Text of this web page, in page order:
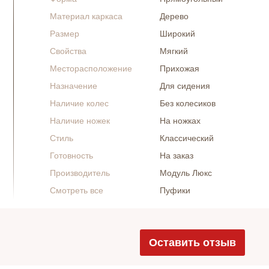
Материал каркаса
Дерево
Размер
Широкий
Свойства
Мягкий
Месторасположение
Прихожая
Назначение
Для сидения
Наличие колес
Без колесиков
Наличие ножек
На ножках
Стиль
Классический
Готовность
На заказ
Производитель
Модуль Люкс
Смотреть все
Пуфики
Оставить отзыв